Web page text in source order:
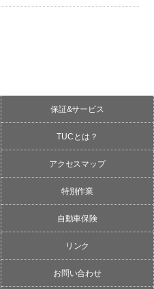
保証&サービス
TUCとは？
アクセスマップ
特別作業
自動車保険
リンク
お問い合わせ